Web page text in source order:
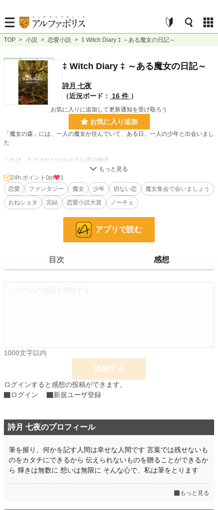
TOP > 小説 > 恋愛小説 > ‡ Witch Diary ‡ ～ある魔女の日記～
完結 短編 ‡ Witch Diary ‡ ～ある魔女の日記～
詩月 七夜
（近況ボード：
16 件 ）
お気に入りに追加して更新通知を受け取ろう
お気に入り追加
「魔女の森」には、一人の魔女が住んでいて、ある日、一人の少年と出会いまし
た
これは、ただそれだけの小さな恋の物語
小説 228,787 位 / 228,787 件
恋愛 66,373 位 / 66,373 件
初回公開日時 2025.01.13 09:00
年間ポイント 119 pt (137,907 位)
24h.ポイント 0pt
1
恋愛
ファンタジー 魔女 少年 切ない恋
魔女集会で会いましょう
おねショタ
完結 恋愛小説大賞 ノーチェ
アプリで読む
目次 感想
1000文字以内
送信する
ログインすると感想の投稿ができます。
ログイン
新規ユーザ登録
詩月 七夜のプロフィール
筆を握り、何かを記す人間は幸せな人間です 言葉では残せないも
のをカタチにできるから 伝えられないものを贈ることができるか
ら 輝きは無数に 想いは無限に そんな心で、私は筆をとります
もっと見る